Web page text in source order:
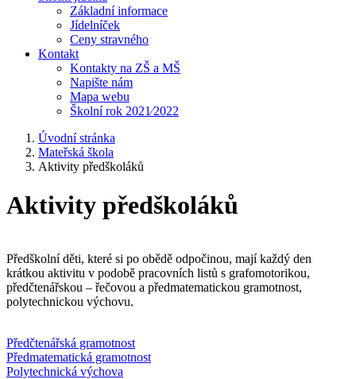
Základní informace
Jídelníček
Ceny stravného
Kontakt
Kontakty na ZŠ a MŠ
Napište nám
Mapa webu
Školní rok 2021⁄2022
Úvodní stránka
Mateřská škola
Aktivity předškoláků
Aktivity předškoláků
Předškolní děti, které si po obědě odpočinou, mají každý den
krátkou aktivitu v podobě pracovních listů s grafomotorikou,
předčtenářskou – řečovou a předmatematickou gramotnost,
polytechnickou výchovu.
Předčtenářská gramotnost
Předmatematická gramotnost
Polytechnická výchova